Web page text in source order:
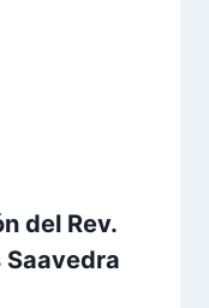
del Rev.
Saavedra